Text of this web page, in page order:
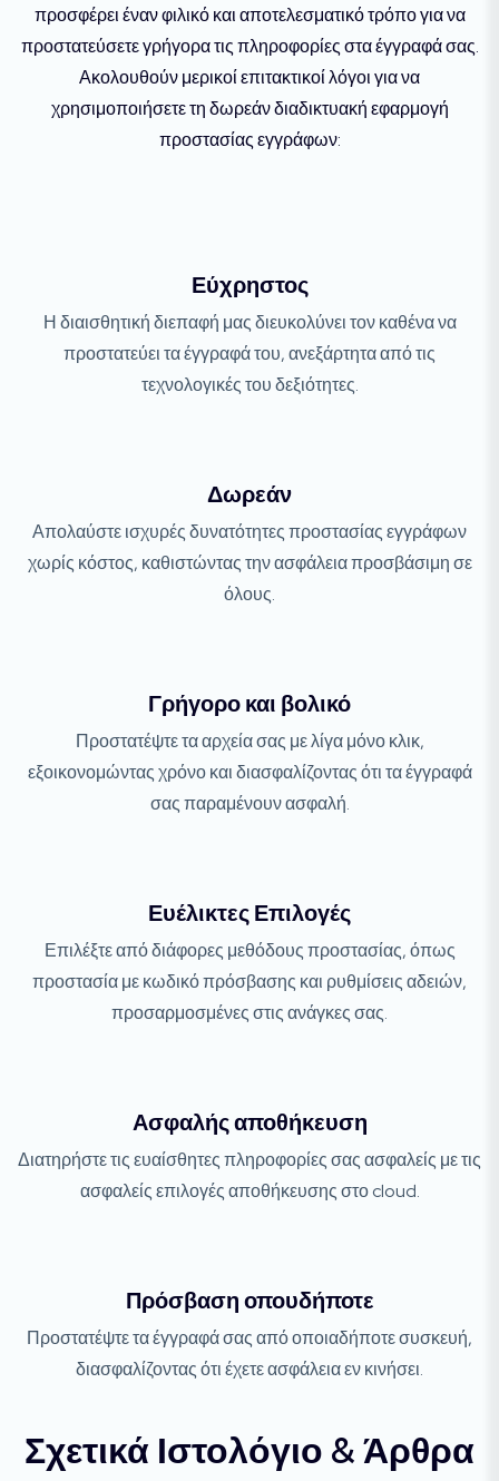
προσφέρει έναν φιλικό και αποτελεσματικό τρόπο για να
προστατεύσετε γρήγορα τις πληροφορίες στα έγγραφά σας.
Ακολουθούν μερικοί επιτακτικοί λόγοι για να
χρησιμοποιήσετε τη δωρεάν διαδικτυακή εφαρμογή
προστασίας εγγράφων:
Εύχρηστος
Η διαισθητική διεπαφή μας διευκολύνει τον καθένα να
προστατεύει τα έγγραφά του, ανεξάρτητα από τις
τεχνολογικές του δεξιότητες.
Δωρεάν
Απολαύστε ισχυρές δυνατότητες προστασίας εγγράφων
χωρίς κόστος, καθιστώντας την ασφάλεια προσβάσιμη σε
όλους.
Γρήγορο και βολικό
Προστατέψτε τα αρχεία σας με λίγα μόνο κλικ,
εξοικονομώντας χρόνο και διασφαλίζοντας ότι τα έγγραφά
σας παραμένουν ασφαλή.
Ευέλικτες Επιλογές
Επιλέξτε από διάφορες μεθόδους προστασίας, όπως
προστασία με κωδικό πρόσβασης και ρυθμίσεις αδειών,
προσαρμοσμένες στις ανάγκες σας.
Ασφαλής αποθήκευση
Διατηρήστε τις ευαίσθητες πληροφορίες σας ασφαλείς με τις
ασφαλείς επιλογές αποθήκευσης στο cloud.
Πρόσβαση οπουδήποτε
Προστατέψτε τα έγγραφά σας από οποιαδήποτε συσκευή,
διασφαλίζοντας ότι έχετε ασφάλεια εν κινήσει.
Σχετικά Ιστολόγιο & Άρθρα